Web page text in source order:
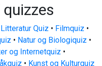
Litteratur Quiz • Filmquiz •
• Natur og Biologiquiz •
og Internetquiz •
• Kunst og Kulturquiz